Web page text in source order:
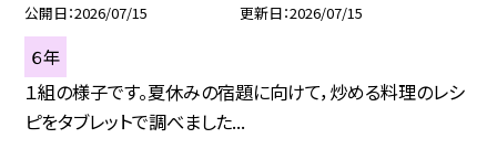
公開日 2026/07/15 更新日 2026/07/15
６年
１組の様子です。夏休みの宿題に向けて，炒める料理のレシ
ピをタブレットで調べました...